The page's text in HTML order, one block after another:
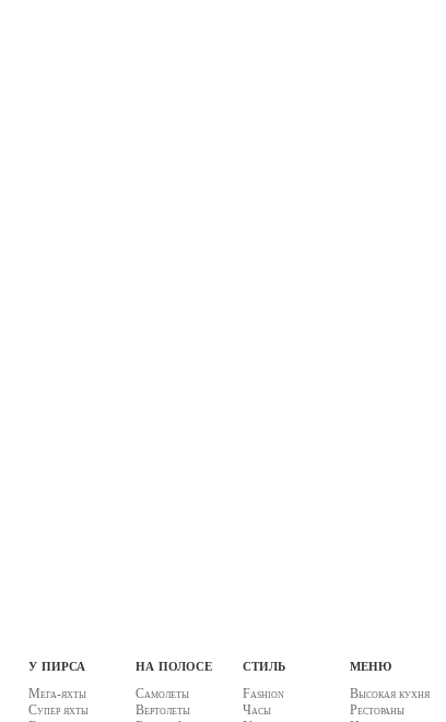
у пирса
Мега-яхты
Супер яхты
на полосе
Самолеты
Вертолеты
стиль
Fashion
Часы
меню
Высокая кухня
Рестораны